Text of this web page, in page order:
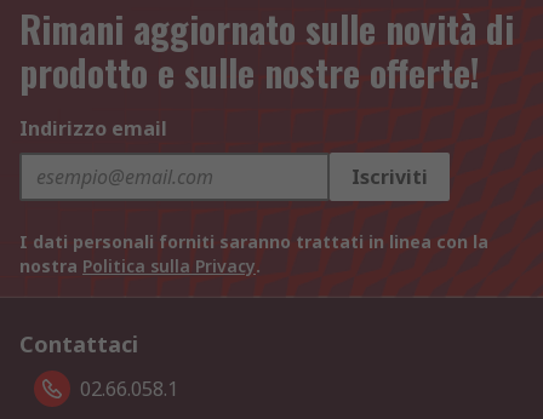
Rimani aggiornato sulle novità di
prodotto e sulle nostre offerte!
Indirizzo email
Iscriviti
I dati personali forniti saranno trattati in linea con la
nostra Politica sulla Privacy.
Contattaci
02.66.058.1